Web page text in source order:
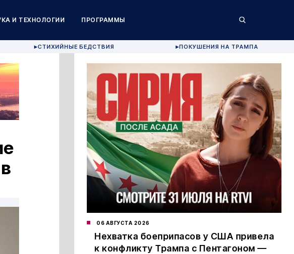
И ТЕХНОЛОГИИ ПРОГРАММЫ
▶СТИХИЙНЫЕ БЕДСТВИЯ ▶ПОКУШЕНИЯ НА ТРАМПА
06 АВГУСТА 2026
Нехватка боеприпасов у США привела
к конфликту Трампа с Пентагоном —